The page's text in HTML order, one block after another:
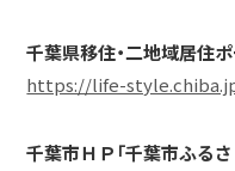
千葉県移住・二地域居住
https://life-
千葉市ＨＰ「千葉市ふる